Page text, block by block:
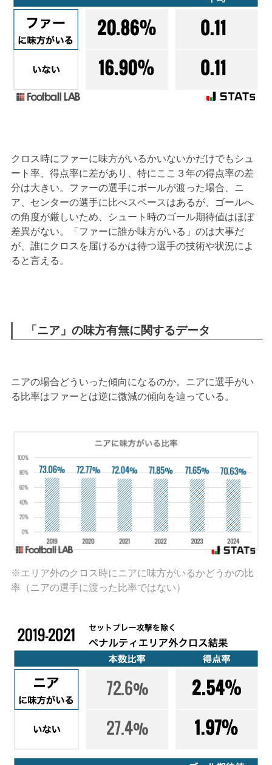
クロス時にファーに味方がいるかいないかだけでもシュ
ート率、得点率に差があり、特にここ３年の得点率の差
分は大きい。ファーの選手にボールが渡った場合、ニ
ア、センターの選手に比べスペースはあるが、ゴールへ
の角度が厳しいため、シュート時のゴール期待値はほぼ
差異がない。「ファーに誰か味方がいる」のは大事だ
が、誰にクロスを届けるかは待つ選手の技術や状況によ
ると言える。
「ニア」の味方有無に関するデータ
ニアの場合どういった傾向になるのか。ニアに選手がい
る比率はファーとは逆に微減の傾向を辿っている。
※エリア外のクロス時にニアに味方がいるかどうかの比
率（ニアの選手に渡った比率ではない）